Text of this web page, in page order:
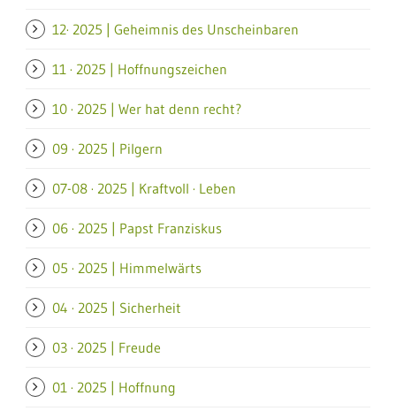
12· 2025 | Geheimnis des Unscheinbaren
11 · 2025 | Hoffnungszeichen
10 · 2025 | Wer hat denn recht?
09 · 2025 | Pilgern
07-08 · 2025 | Kraftvoll · Leben
06 · 2025 | Papst Franziskus
05 · 2025 | Himmelwärts
04 · 2025 | Sicherheit
03 · 2025 | Freude
01 · 2025 | Hoffnung